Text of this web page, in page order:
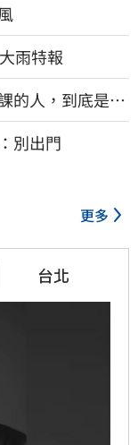
雨特報
的人，到底是台
別出門
更多
台北